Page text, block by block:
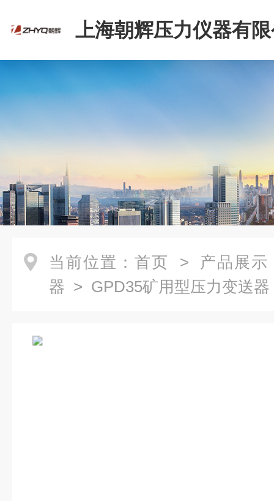
上海朝辉压力仪器有
当前位置： 首页 > 产品展示
器 > GPD35矿用型压力变送器